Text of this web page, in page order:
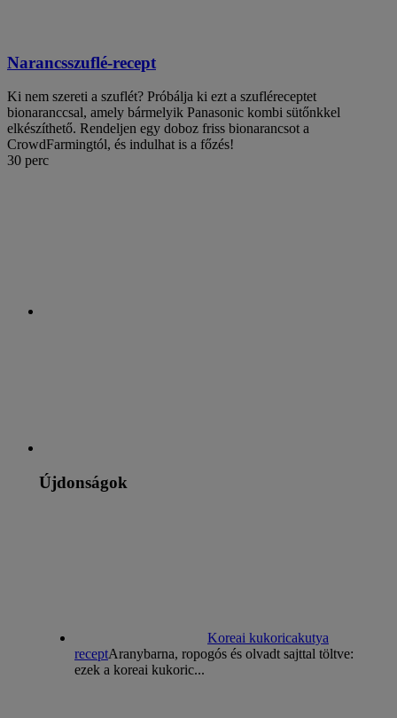
Narancsszuflé-recept
Ki nem szereti a szuflét? Próbálja ki ezt a szufléreceptet
bionaranccsal, amely bármelyik Panasonic kombi sütőnkkel
elkészíthető. Rendeljen egy doboz friss bionarancsot a
CrowdFarmingtól, és indulhat is a főzés!
30 perc
Újdonságok
Koreai kukoricakutya
receptAranybarna, ropogós és olvadt sajttal töltve:
ezek a koreai kukoric...